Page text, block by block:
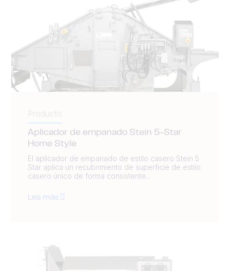
Producto
Aplicador de empanado Stein 5-Star
Home Style
El aplicador de empanado de estilo casero Stein 5
Star aplica un recubrimiento de superficie de estilo
casero único de forma consistente...
Lea más